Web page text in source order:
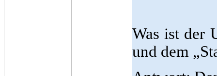
Was ist der
und dem